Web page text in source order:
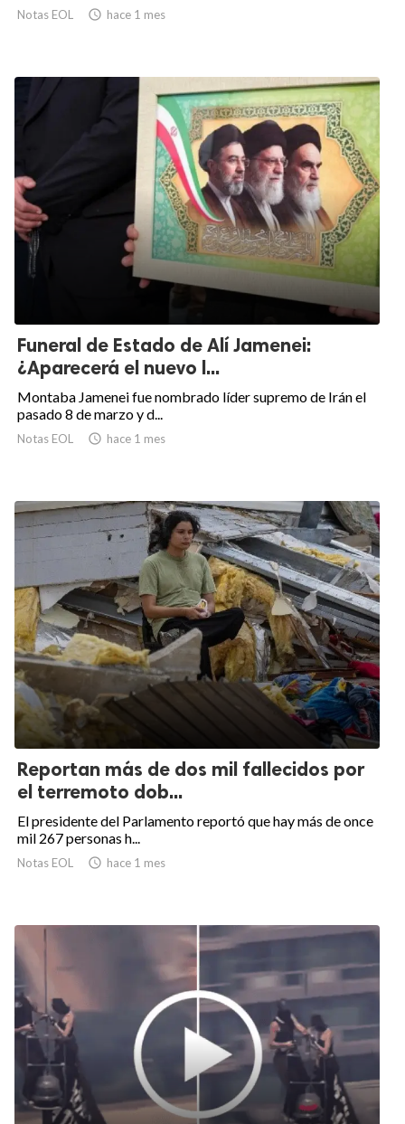
Notas EOL  hace 1 mes
Funeral de Estado de Alí Jamenei:
¿Aparecerá el nuevo l...
Montaba Jamenei fue nombrado líder supremo de Irán el
pasado 8 de marzo y d...
Notas EOL  hace 1 mes
Reportan más de dos mil fallecidos por
el terremoto dob...
El presidente del Parlamento reportó que hay más de once
mil 267 personas h...
Notas EOL  hace 1 mes